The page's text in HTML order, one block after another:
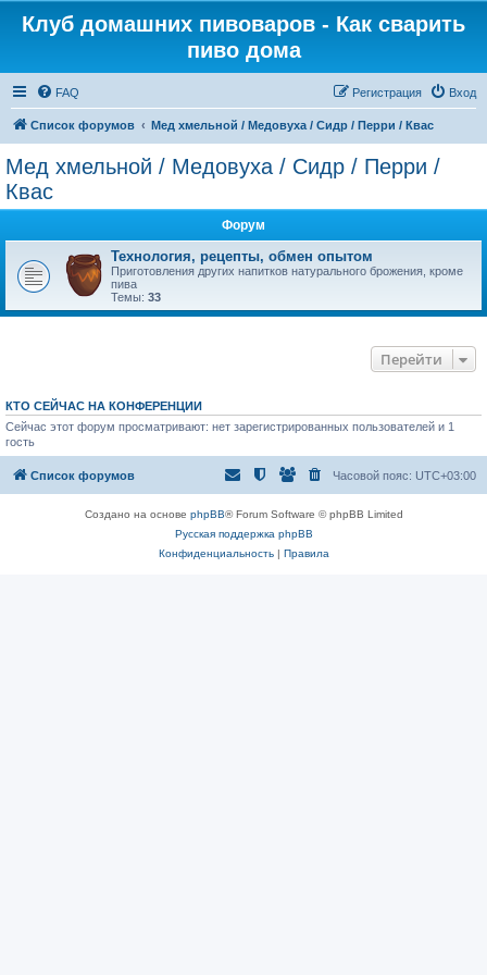
Клуб домашних пивоваров - Как cварить
пиво дома
FAQ Вход
Регистрация
Список форумов Mед хмельной / Медовуха / Сидр / Перри / Квас
Mед хмельной / Медовуха / Сидр / Перри /
Квас
Форум
Технология, рецепты, обмен опытом
Приготовления других напитков натурального брожения, кроме
пива
Темы: 33
Перейти
КТО СЕЙЧАС НА КОНФЕРЕНЦИИ
Сейчас этот форум просматривают: нет зарегистрированных пользователей и 1
гость
Список форумов Часовой пояс: UTC+03:00
Создано на основе phpBB® Forum Software © phpBB Limited
Русская поддержка phpBB
Конфиденциальность| Правила